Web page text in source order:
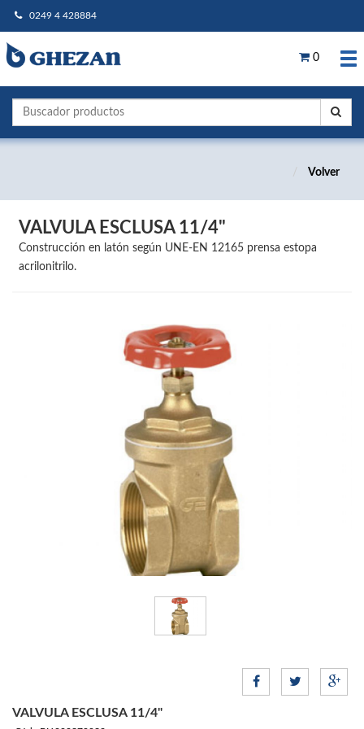
0249 4 428884
0
Volver
VALVULA ESCLUSA 11/4"
Construcción en latón según UNE-EN 12165 prensa estopa
acrilonitrilo.
VALVULA ESCLUSA 11/4"